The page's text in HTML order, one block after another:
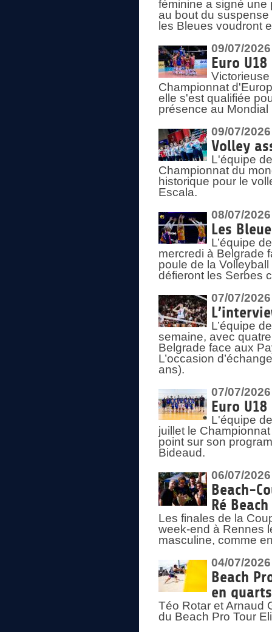
féminine a signé une
au bout du
les Bleues voudront
09/07/2026
Euro
Championnat
elle s'est qualifiée
présence au
09/07/2026
Volley
L'équipe
Championnat du
historique pour le
Escala.
08/07/2026
Les
L’équipe
mercredi à Belgrade
poule de la
défieront les Serbes
07/07/2026
L’équipe
semaine, avec
Belgrade face aux
L’occasion
ans).
07/07/2026
Euro
L'équipe
juillet le
point sur son
Bideaud.
06/07/2026
Beach-
Ré
Les finales de la
week-end à Rennes
masculine, comme
04/07/2026
Beach
en quarts
Téo Rotar et Arnaud
du Beach Pro Tour